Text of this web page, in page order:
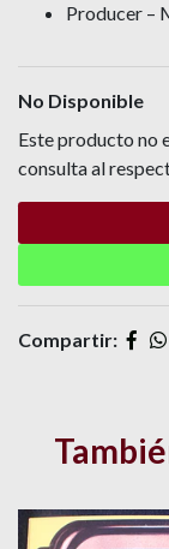
Producer –
No Disponible
Este producto no
consulta al
Compartir: